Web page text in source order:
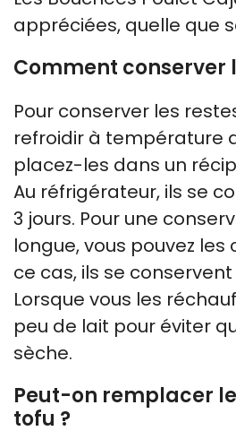
appréciées, quelle que
Comment conserver
Pour conserver les
refroidir à température
placez-les dans un
Au réfrigérateur, ils se
3 jours. Pour une
longue, vous pouvez les
ce cas, ils se conservent
Lorsque vous les
peu de lait pour éviter
sèche.
Peut-on remplacer
tofu ?